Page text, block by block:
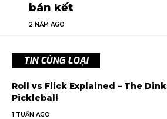
bán kết
2 NĂM AGO
TIN CÙNG LOẠI
Roll vs Flick Explained – The Dink
Pickleball
1 TUẦN AGO